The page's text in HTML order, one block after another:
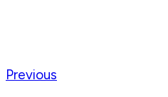
Previous